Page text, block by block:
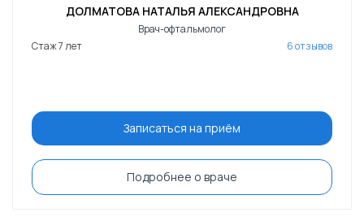
ДОЛМАТОВА НАТАЛЬЯ АЛЕКСАНДРОВНА
Врач-офтальмолог
Стаж 7 лет
6 отзывов
Записаться на приём
Подробнее о враче